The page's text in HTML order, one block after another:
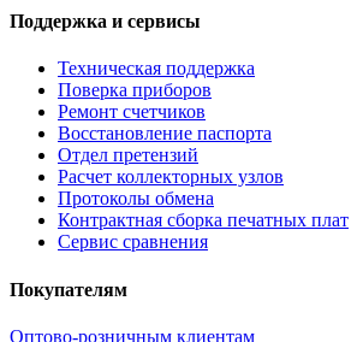
Поддержка и сервисы
Техническая поддержка
Поверка приборов
Ремонт счетчиков
Восстановление паспорта
Отдел претензий
Расчет коллекторных узлов
Протоколы обмена
Контрактная сборка печатных плат
Сервис сравнения
Покупателям
Оптово-розничным клиентам